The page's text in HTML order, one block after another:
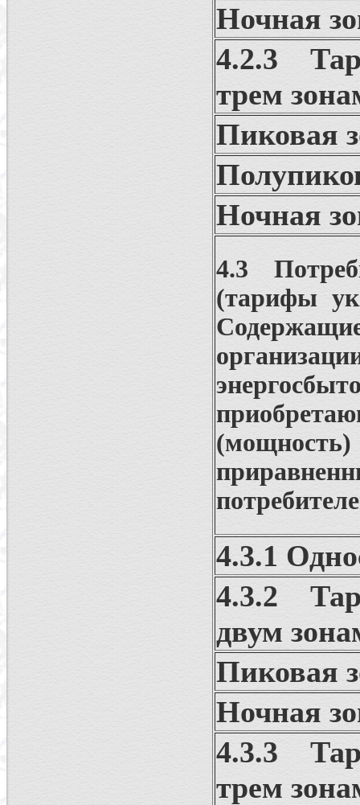
Ночная
4.2.3
трем
Пиковая
Ночная
4.3
(тарифы
4.3.1
4.3.2
двум
Пиковая
Ночная
4.3.3
трем